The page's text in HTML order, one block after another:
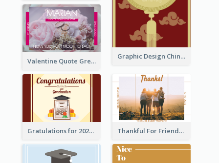
Graphic Design Chinese New Year Greeting Card With Decorations
Valentine Quote Greeting Card
Gratulations for 2020 Graduation Greeting Card Thankful For Friendship Greeting Card